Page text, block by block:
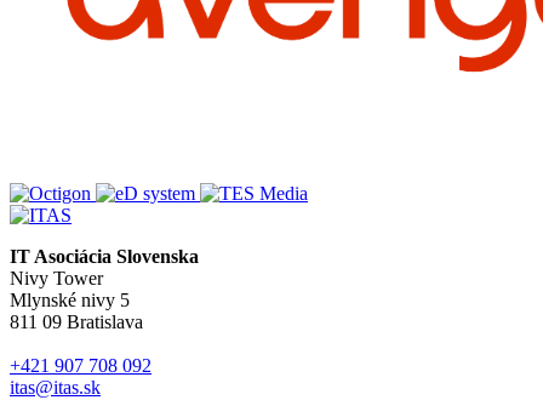
IT Asociácia Slovenska
Nivy Tower
Mlynské nivy 5
811 09 Bratislava
+421 907 708 092
itas@itas.sk